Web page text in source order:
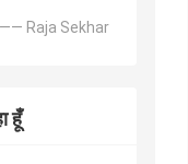
—— Raja Sekhar
हूँ